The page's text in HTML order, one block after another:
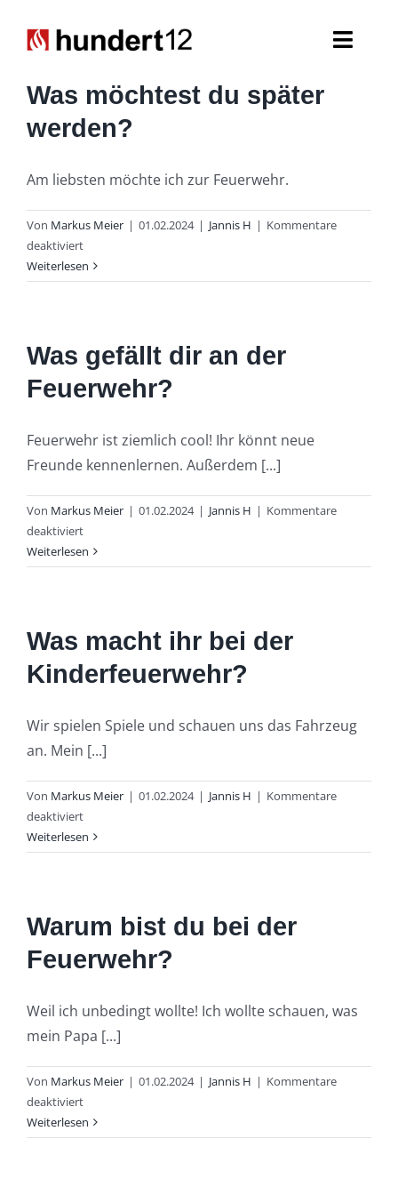
Inhalt
Einsatzkräfte
Was möchtest du später
werden?
Am liebsten möchte ich zur Feuerwehr.
Von Markus Meier | 01.02.2024 | Jannis H | Kommentare
deaktiviertfür
Was
möchtest
werden?
Weiterlesen
Was gefällt dir an der
Feuerwehr?
Feuerwehr ist ziemlich cool! Ihr könnt neue
Freunde kennenlernen. Außerdem [...]
Von Markus Meier | 01.02.2024 | Jannis H | Kommentare
deaktiviertfür
Was
gefällt
der
Feuerwehr?
Weiterlesen
Was macht ihr bei der
Kinderfeuerwehr?
Wir spielen Spiele und schauen uns das Fahrzeug
an. Mein [...]
Von Markus Meier | 01.02.2024 | Jannis H | Kommentare
deaktiviertfür
Was
macht
der
Kinderfeuerwehr?
Weiterlesen
Warum bist du bei der
Feuerwehr?
Weil ich unbedingt wollte! Ich wollte schauen, was
mein Papa [...]
Von Markus Meier | 01.02.2024 | Jannis H | Kommentare
deaktiviertfür
Warum
bist
Weiterlesen